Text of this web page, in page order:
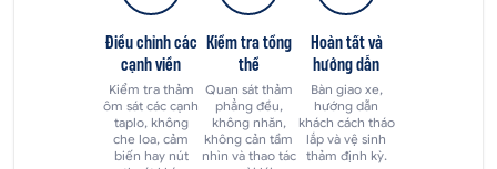
Điều chỉnh các
cạnh viền
Kiểm tra thảm
ôm sát các cạnh
taplo, không
che loa, cảm
biến hay nút
Kiểm tra tổng
thể
Quan sát thảm
phẳng đều,
không nhăn,
không cản tầm
nhìn và thao tác
Hoàn tất và
hướng dẫn
Bàn giao xe,
hướng dẫn
khách cách tháo
lắp và vệ sinh
thảm định kỳ.